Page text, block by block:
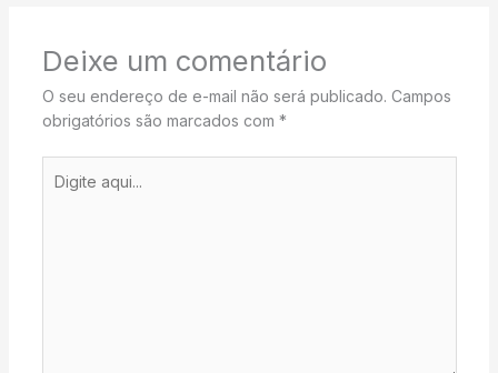
Deixe um comentário
O seu endereço de e-mail não será publicado. Campos
obrigatórios são marcados com *
aqui...